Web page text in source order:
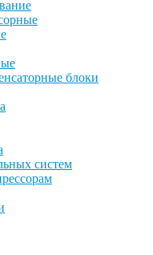
блоки
систем